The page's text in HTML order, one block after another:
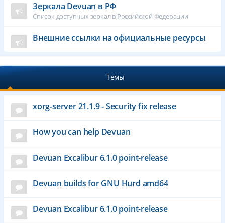
Зеркала Devuan в РФ
Список доступных зеркал в Российской Федерации
Внешние ссылки на официальные ресурсы
Темы
xorg-server 21.1.9 - Security fix release
How you can help Devuan
Devuan Excalibur 6.1.0 point-release
Devuan builds for GNU Hurd amd64
Devuan Excalibur 6.1.0 point-release